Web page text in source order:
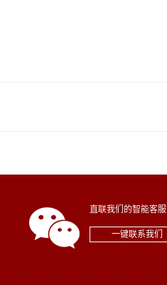
直联我们的智能客服
一键联系我们